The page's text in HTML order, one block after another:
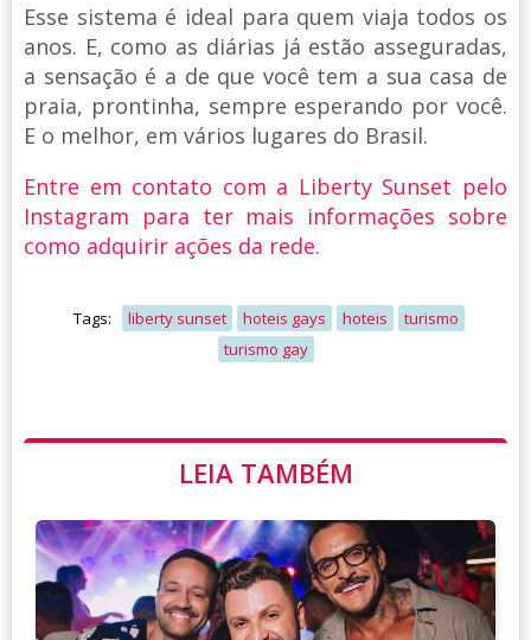
Esse sistema é ideal para quem viaja todos os
anos. E, como as diárias já estão asseguradas,
a sensação é a de que você tem a sua casa de
praia, prontinha, sempre esperando por você.
E o melhor, em vários lugares do Brasil.
Entre em contato com a Liberty Sunset pelo
Instagram para ter mais informações sobre
como adquirir ações da rede.
Tags: liberty sunset hoteis gays hoteis
turismo
turismo gay
LEIA TAMBÉM